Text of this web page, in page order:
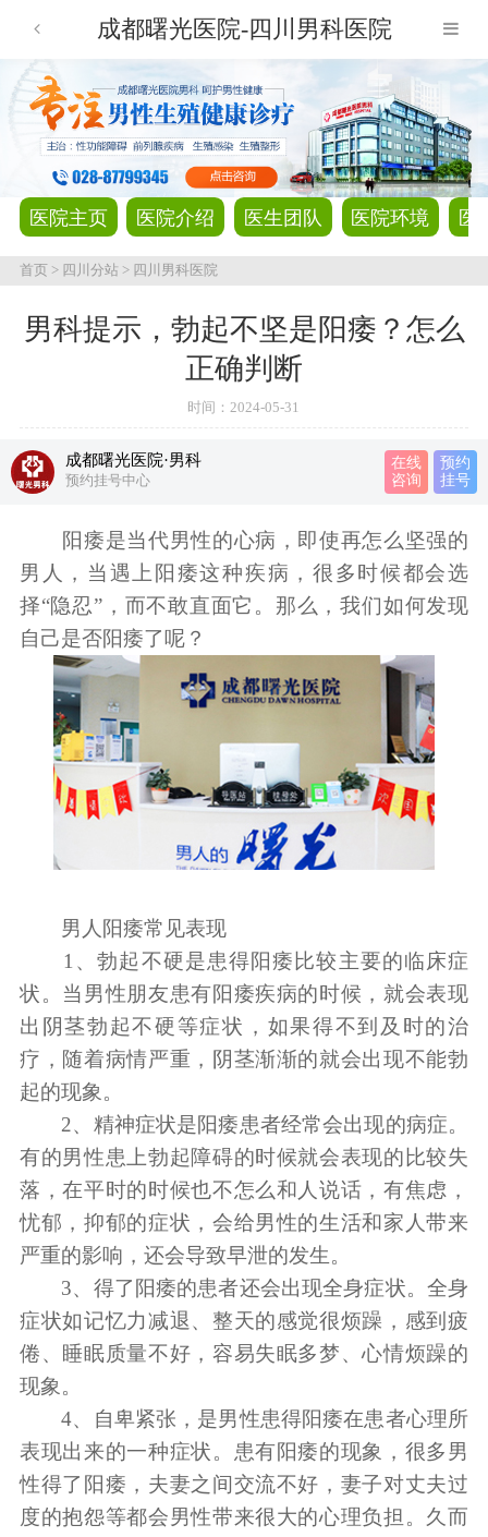
成都曙光医院-四川男科医院
医院主页 医院介绍 医生团队 医院环境 医
首页> 四川分站 > 四川男科医院
男科提示，勃起不坚是阳痿？怎么
正确判断
时间：2024-05-31
成都曙光医院·男科
预约挂号中心
在线
咨询
预约
挂号
阳痿是当代男性的心病，即使再怎么坚强的
男人，当遇上阳痿这种疾病，很多时候都会选
择“隐忍”，而不敢直面它。那么，我们如何发现
自己是否阳痿了呢？
男人阳痿常见表现
1、勃起不硬是患得阳痿比较主要的临床症
状。当男性朋友患有阳痿疾病的时候，就会表现
出阴茎勃起不硬等症状，如果得不到及时的治
疗，随着病情严重，阴茎渐渐的就会出现不能勃
起的现象。
2、精神症状是阳痿患者经常会出现的病症。
有的男性患上勃起障碍的时候就会表现的比较失
落，在平时的时候也不怎么和人说话，有焦虑，
忧郁，抑郁的症状，会给男性的生活和家人带来
严重的影响，还会导致早泄的发生。
3、得了阳痿的患者还会出现全身症状。全身
症状如记忆力减退、整天的感觉很烦躁，感到疲
倦、睡眠质量不好，容易失眠多梦、心情烦躁的
现象。
4、自卑紧张，是男性患得阳痿在患者心理所
表现出来的一种症状。患有阳痿的现象，很多男
性得了阳痿，夫妻之间交流不好，妻子对丈夫过
度的抱怨等都会男性带来很大的心理负担。久而